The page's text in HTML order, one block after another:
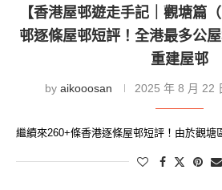
【香港屋邨遊走手記｜觀塘篇
邨逐條屋邨短評！全港最多公
重建屋邨
by aikooosan 2025 年 8 月 22
繼續來260+條香港逐條屋邨短評！由於觀塘